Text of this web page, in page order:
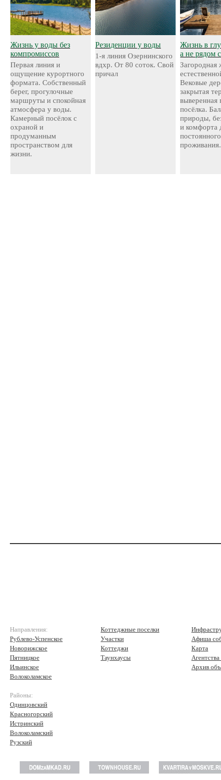
Жизнь у воды без
компромиссов
Первая линия и
ощущение курортного
формата. Собственный
берег, прогулочные
маршруты и спокойная
атмосфера у воды.
Камерный посёлок с
охраной и
продуманным
пространством для
жизни.
Резиденции у воды
1-я линия Озернинского
вдхр. От 80 соток. Свой
причал
Жизнь в
а не рядом
Загородная
Вековые
закрытая
выверенная
посёлка.
природы,
и комфорта
постоянного
проживания.
Направления:
Рублево-Успенское
Новорижское
Пятницкое
Ильинское
Волоколамское
Районы:
Одинцовский
Красногорский
Истринский
Волоколамский
Рузский
Коттеджные поселки
Участки
Коттеджи
Таунхаусы
Афиша
Карта
Архив